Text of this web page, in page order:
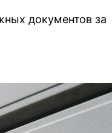
документов за